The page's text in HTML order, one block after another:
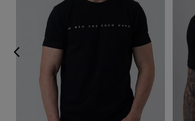
Seu nome
Sua localização
Endereço de email